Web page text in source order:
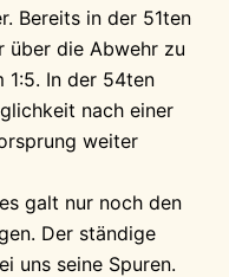
Bereits in der 51ten
über die Abwehr zu
1:5. In der 54ten
nach einer
weiter
galt nur noch den
Der ständige
uns seine Spuren.